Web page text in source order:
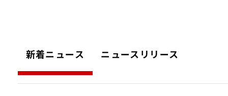
新着ニュース ニュースリリース